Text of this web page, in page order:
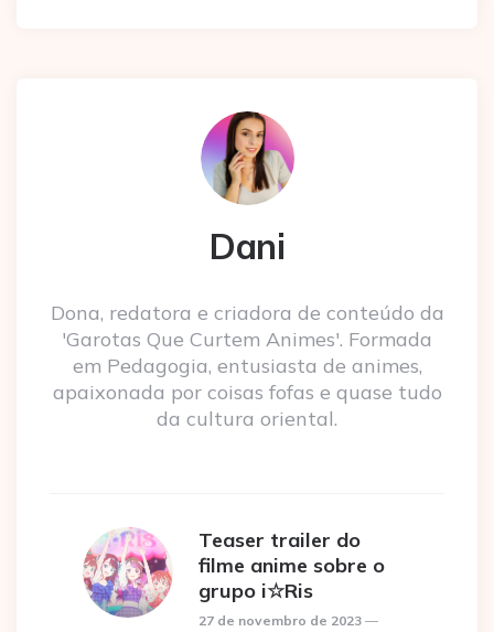
Dani
Dona, redatora e criadora de conteúdo da
'Garotas Que Curtem Animes'. Formada
em Pedagogia, entusiasta de animes,
apaixonada por coisas fofas e quase tudo
da cultura oriental.
Teaser trailer do
filme anime sobre o
grupo i☆Ris
27 de novembro de 2023